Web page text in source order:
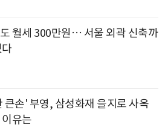
월세 300만원… 서울 외곽 신축까
큰손' 부영, 삼성화재 을지로 사옥
유는